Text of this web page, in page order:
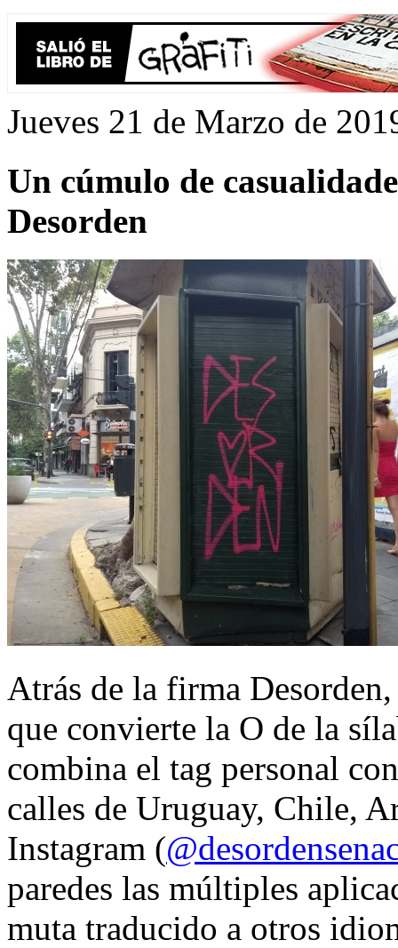
Jueves 21 de Marzo de
Un cúmulo de
Desorden
Atrás de la firma
que convierte la O de la
combina el tag personal
calles de Uruguay, Chile,
Instagram (
paredes las múltiples
muta traducido a otros